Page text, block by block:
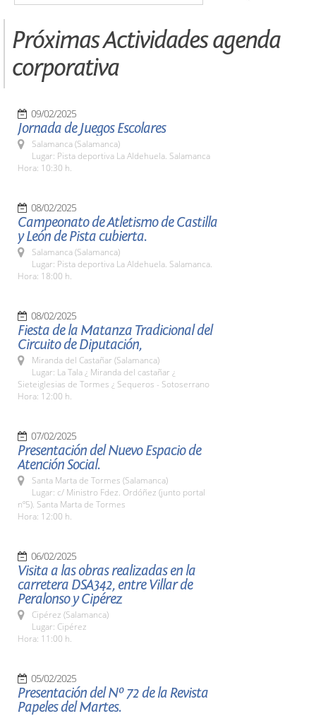
Próximas Actividades agenda
corporativa
09/02/2025
Jornada de Juegos Escolares
Salamanca (Salamanca)
Lugar: Pista deportiva La Aldehuela. Salamanca
Hora: 10:30 h.
08/02/2025
Campeonato de Atletismo de Castilla
y León de Pista cubierta.
Salamanca (Salamanca)
Lugar: Pista deportiva La Aldehuela. Salamanca.
Hora: 18:00 h.
08/02/2025
Fiesta de la Matanza Tradicional del
Circuito de Diputación,
Miranda del Castañar (Salamanca)
Lugar: La Tala ¿ Miranda del castañar ¿
Sieteiglesias de Tormes ¿ Sequeros - Sotoserrano
Hora: 12:00 h.
07/02/2025
Presentación del Nuevo Espacio de
Atención Social.
Santa Marta de Tormes (Salamanca)
Lugar: c/ Ministro Fdez. Ordóñez (junto portal
nº5). Santa Marta de Tormes
Hora: 12:00 h.
06/02/2025
Visita a las obras realizadas en la
carretera DSA342, entre Villar de
Peralonso y Cipérez
Cipérez (Salamanca)
Lugar: Cipérez
Hora: 11:00 h.
05/02/2025
Presentación del Nº 72 de la Revista
Papeles del Martes.